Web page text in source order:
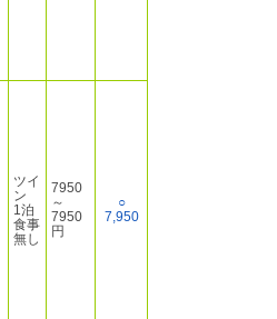
ツイ
ン
1泊
食事
無し
7950
～
7950
円
○
7,950